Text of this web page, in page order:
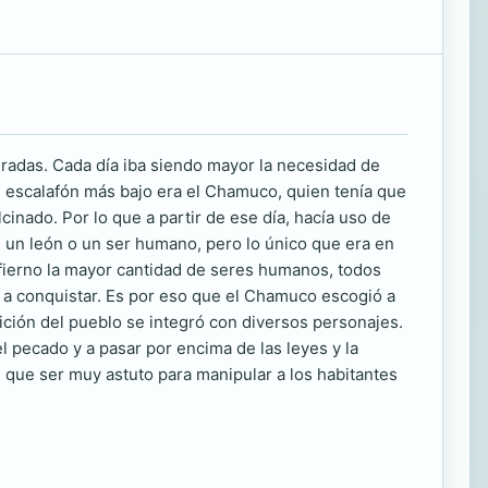
Cada día iba siendo mayor la necesidad de
más bajo era el Chamuco, quien tenía que
Por lo que a partir de ese día, hacía uso de
león o un ser humano, pero lo único que era en
la mayor cantidad de seres humanos, todos
conquistar. Es por eso que el Chamuco escogió a
del pueblo se integró con diversos personajes.
y a pasar por encima de las leyes y la
ser muy astuto para manipular a los habitantes